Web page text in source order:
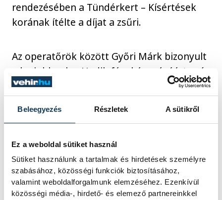
Beleegyezés Részletek A sütikről
Ez a weboldal sütiket használ
Sütiket használunk a tartalmak és hirdetések személyre
szabásához, közösségi funkciók biztosításához,
valamint weboldalforgalmunk elemzéséhez. Ezenkívül
közösségi média-, hirdető- és elemező partnereinkkel
rendezésében a Tündérkert – Kísértések
korának ítélte a díjat a zsűri.
Az operatőrök között Győri Márk bizonyult
a legjobbnak a Hadik fényképezéséért, míg
a legjobb forgatókönyvírónak Fonyódi
Tibort és Tóth Barnabást találta a zsűri a
Mesterjátszmáért. A legjobb hangmérnök
madarakért, a legjobb zeneszerző díját
pedig Pacsay Attila kapta a Semmelweis
zenéjéért. A legjobb vágó díját a Libertate
'89 – Nagyszebenért Lemhényi Réka